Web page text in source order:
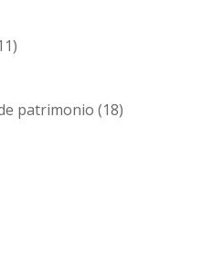
patrimonio (18)